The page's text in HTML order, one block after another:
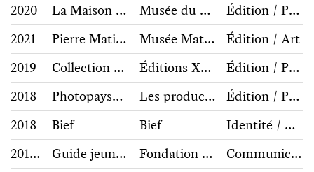
2020
La Maison Bonfils Musée du Colombier / Bernard Chauveau éditions
Édition / Photographie, architecture
2021
Pierre Matisse Musée Matisse de Nice / Bernard Chauveau éditions
Édition / Art
2019
Collection TXT Éditions Xavier Barral
Édition / Photographie, architecture
2018
Photopaysage Les productions du Effa
Édition / Photographie, architecture
2018
Bief Bief
Identité / Communication
2016-2019
Guide jeune public Fondation Cartier Fondation Cartier pour l’art contemporain
Communication éditoriale / jeunesse